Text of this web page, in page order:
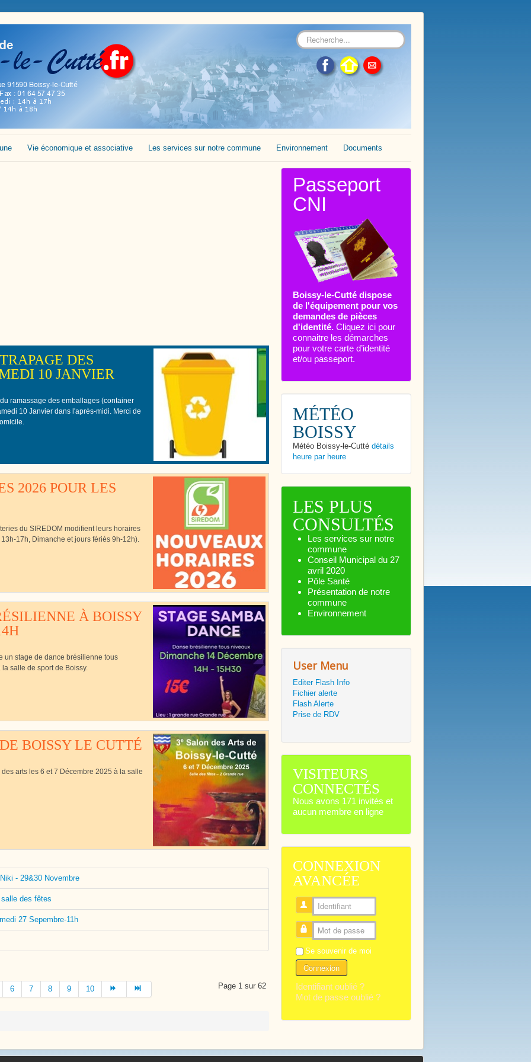
Rechercher
Vie économique et associative Les services sur notre commune Environnement Documents
DES
10 JANVIER
ramassage des emballages (container
10 Janvier dans l'après-midi. Merci de
2026 POUR LES
du SIREDOM modifient leurs horaires
17h, Dimanche et jours fériés 9h-12h).
À BOISSY
un stage de dance brésilienne tous
salle de sport de Boissy.
BOISSY LE CUTTÉ
arts les 6 et 7 Décembre 2025 à la salle
- 29&30 Novembre
des fêtes
27 Sepembre-11h
Page 1 sur 62
6 7 8 9 10
Passeport
CNI
Boissy-le-Cutté dispose
de l'équipement pour vos
demandes de pièces
d'identité. Cliquez ici pour
connaitre les démarches
pour votre carte d’identité
et/ou passeport.
MÉTÉO
BOISSY
Météo Boissy-le-Cutté détails
heure par heure
LES PLUS
CONSULTÉS
Les services sur notre
commune
Conseil Municipal du 27
avril 2020
Pôle Santé
Présentation de notre
commune
Environnement
User Menu
Editer Flash Info
Fichier alerte
Flash Alerte
Prise de RDV
VISITEURS
CONNECTÉS
Nous avons 171 invités et
aucun membre en ligne
CONNEXION
AVANCÉE
Identifiant
Mot de passe
Se souvenir de moi
Connexion
Identifiant oublié ?
Mot de passe oublié ?